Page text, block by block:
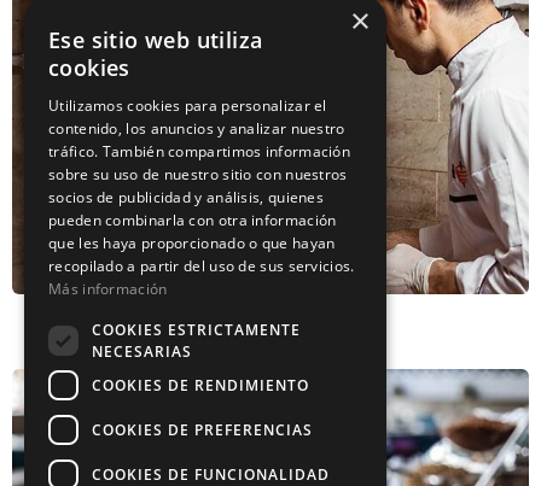
Kebab
×
Ese sitio web utiliza
cookies
Utilizamos cookies para personalizar el
contenido, los anuncios y analizar nuestro
tráfico. También compartimos información
sobre su uso de nuestro sitio con nuestros
socios de publicidad y análisis, quienes
pueden combinarla con otra información
que les haya proporcionado o que hayan
recopilado a partir del uso de sus servicios.
Más información
COOKIES ESTRICTAMENTE
NECESARIAS
COOKIES DE RENDIMIENTO
COOKIES DE PREFERENCIAS
COOKIES DE FUNCIONALIDAD